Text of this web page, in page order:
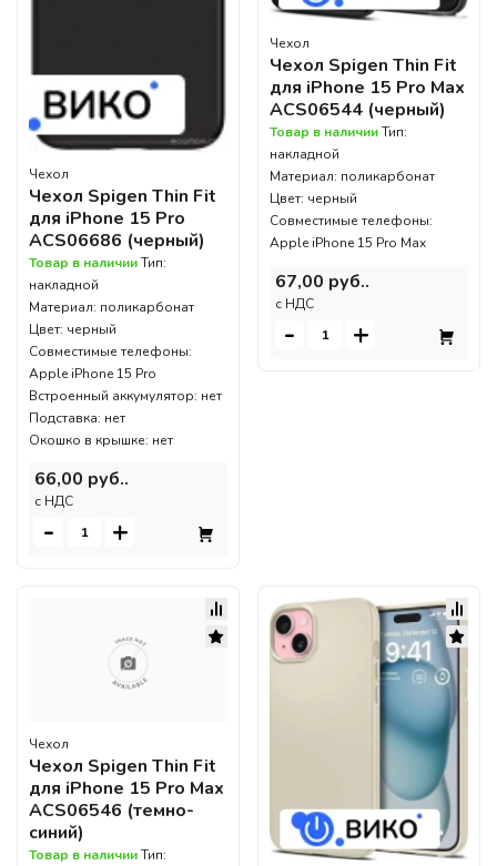
Чехол
Чехол Spigen Thin Fit
для iPhone 15 Pro
ACS06686 (черный)
Товар в наличииТип:
накладной
Материал: поликарбонат
Цвет: черный
Совместимые телефоны:
Apple iPhone 15 Pro
Встроенный аккумулятор: нет
Подставка: нет
Окошко в крышке: нет
66,00 руб..
c НДС
- +
Чехол
Чехол Spigen Thin Fit
для iPhone 15 Pro Max
ACS06544 (черный)
Товар в наличииТип:
накладной
Материал: поликарбонат
Цвет: черный
Совместимые телефоны:
Apple iPhone 15 Pro Max
67,00 руб..
c НДС
- +
Чехол
Чехол Spigen Thin Fit
для iPhone 15 Pro Max
ACS06546 (темно-
синий)
Товар в наличииТип: